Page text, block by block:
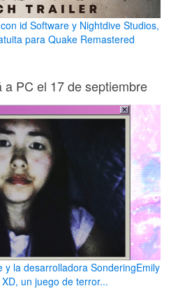
id Software y Nightdive Studios,
para Quake Remastered
a PC el 17 de septiembre
y la desarrolladora SonderingEmily
un juego de terror...